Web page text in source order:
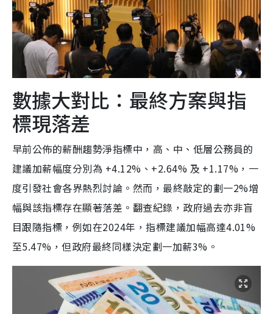
數據大對比：最終方案與指
標現落差
早前公佈的薪酬趨勢淨指標中，高、中、低層公務員的
建議加薪幅度分別為 +4.12%、+2.64% 及 +1.17%，一
度引發社會各界熱烈討論。然而，最終敲定的劃一2%增
幅與該指標存在顯著落差。翻查紀錄，政府過去亦非盲
目跟隨指標，例如在2024年，指標建議加幅高達4.01%
至5.47%，但政府最終同樣決定劃一加薪3%。